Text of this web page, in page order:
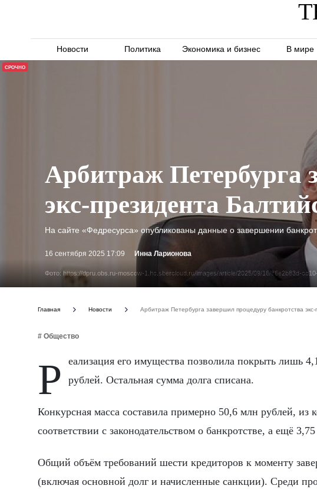
Новости Политика Экономика и бизнес В мире
СРОЧНО
Фото: https://dpru.obs.ru-moscow-1.hc.sbercloud.ru/images/article/2025/09/16/86e2b83d-
Арбитраж Петербурга
экс-президента
На сайте «Федресурса» опубликованы данные о завершении
16 сентября 2025 17:09 Инна Ларионова
Главная Новости Арбитраж Петербурга завершил процедуру банкротства
# Общество
Реализация его имущества позволила покрыть лишь 4,1% обязательств перед кредиторами - около 21,2 млн рублей. Остальная сумма долга списана.
Конкурсная масса составила примерно 50,6 млн рублей,
соответствии с законодательством о банкротстве, а ещё
Общий объём требований шести кредиторов к моменту
(включая основной долг и начисленные санкции). Среди